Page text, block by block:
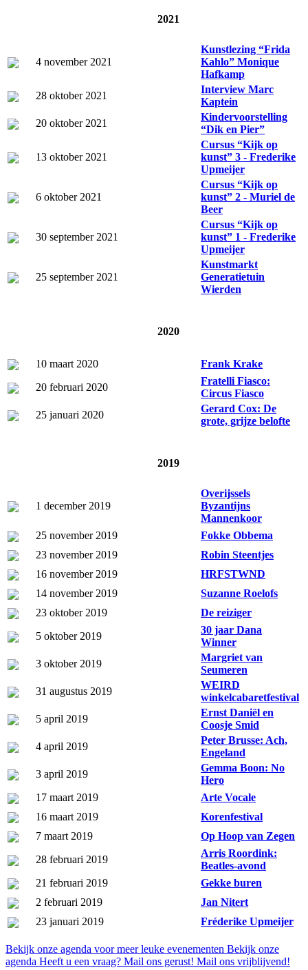
2021
4 november 2021
Kunstlezing “Frida
Kahlo” Monique
Hafkamp
28 oktober 2021
Interview Marc
Kaptein
20 oktober 2021
Kindervoorstelling
“Dik en Pier”
13 oktober 2021
Cursus “Kijk op
kunst” 3 - Frederike
Upmeijer
6 oktober 2021
Cursus “Kijk op
kunst” 2 - Muriel de
Beer
30 september 2021
Cursus “Kijk op
kunst” 1 - Frederike
Upmeijer
25 september 2021
Kunstmarkt
Generatietuin
Wierden
2020
10 maart 2020
Frank Krake
20 februari 2020
Fratelli Fiasco:
Circus Fiasco
25 januari 2020
Gerard Cox: De
grote, grijze belofte
2019
1 december 2019
Overijssels
Byzantijns
Mannenkoor
25 november 2019
Fokke Obbema
23 november 2019
Robin Steentjes
16 november 2019
HRFSTWND
14 november 2019
Suzanne Roelofs
23 oktober 2019
De reiziger
5 oktober 2019
30 jaar Dana
Winner
3 oktober 2019
Margriet van
Seumeren
31 augustus 2019
WEIRD
winkelcabaretfestival
5 april 2019
Ernst Daniël en
Coosje Smid
4 april 2019
Peter Brusse: Ach,
Engeland
3 april 2019
Gemma Boon: No
Hero
17 maart 2019
Arte Vocale
16 maart 2019
Korenfestival
7 maart 2019
Op Hoop van Zegen
28 februari 2019
Arris Roordink:
Beatles-avond
21 februari 2019
Gekke buren
2 februari 2019
Jan Nitert
23 januari 2019
Fréderike Upmeijer
Bekijk onze agenda voor meer leuke evenementen Bekijk onze
agenda Heeft u een vraag? Mail ons gerust! Mail ons vrijblijvend!